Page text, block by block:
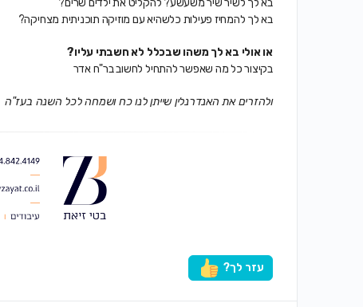
בא לך לשיר שיר משעשע? להקליט את ילדים שרים?
בא לך להמחיז פעילות כלשהיא עם מוזיקה תוכניתית מצחיקה?
או אולי בא לך משהו שבכלל לא חשבתי עליו?
בקיצור כל מה שאפשר להתחיל לחשוב בר"ח אדר
ולהזרים את האנדרנלין שייתן לנו כח ושמחה לכל השנה בעז"ה
עזר לך?